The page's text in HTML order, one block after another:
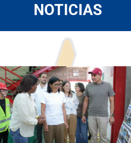
NOTICIAS